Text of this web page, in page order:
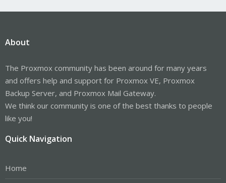
About
The Proxmox community has been around for many years
and offers help and support for Proxmox VE, Proxmox
Backup Server, and Proxmox Mail Gateway.
We think our community is one of the best thanks to people
like you!
Quick Navigation
Home